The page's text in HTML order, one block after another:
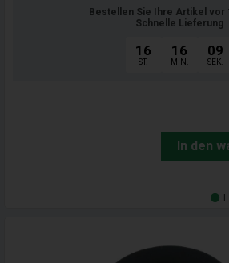
Bestellen Sie Ihre Artikel vor
Schnelle Lieferung
16
ST.
16
MIN.
07
SEK.
In den